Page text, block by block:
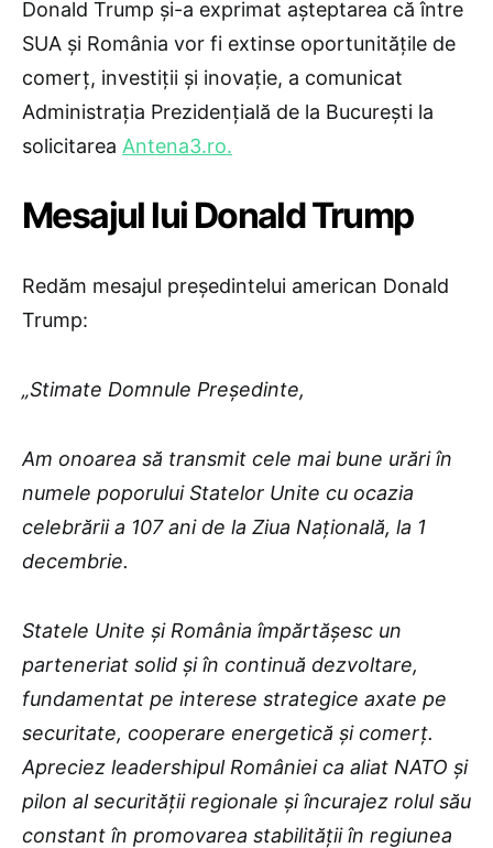
Donald Trump și-a exprimat așteptarea că între
SUA și România vor fi extinse oportunitățile de
comerț, investiții și inovație, a comunicat
Administrația Prezidențială de la București la
solicitarea Antena3.ro.
Mesajul lui Donald Trump
Redăm mesajul președintelui american Donald
Trump:
„Stimate Domnule Președinte,
Am onoarea să transmit cele mai bune urări în
numele poporului Statelor Unite cu ocazia
celebrării a 107 ani de la Ziua Națională, la 1
decembrie.
Statele Unite și România împărtășesc un
parteneriat solid și în continuă dezvoltare,
fundamentat pe interese strategice axate pe
securitate, cooperare energetică și comerț.
Apreciez leadershipul României ca aliat NATO și
pilon al securității regionale și încurajez rolul său
constant în promovarea stabilității în regiunea